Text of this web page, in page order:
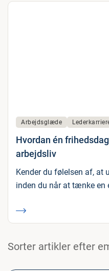
Arbejdsglæde
Hvordan én
arbejdsliv
Kender du følelsen af, at
inden du når at tænke en
Sorter artikler efter